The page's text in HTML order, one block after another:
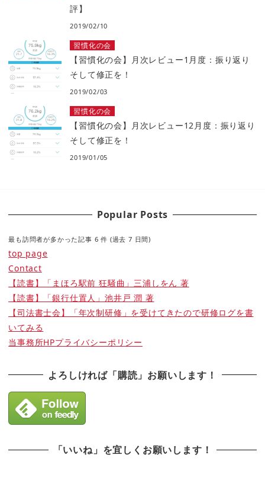
評】
2019/02/10
習慣化の会
【習慣化の会】月次レビュー1月度：振り返り
そして修正を！
2019/02/03
習慣化の会
【習慣化の会】月次レビュー12月度：振り返り
そして修正を！
2019/01/05
Popular Posts
最も訪問者が多かった記事 6 件 (過去 7 日間)
top page
Contact
【読書】「まほろ駅前 狂騒曲」三浦しをん 著
【読書】「銀行仕置人」池井戸 潤 著
【司法書士会】「年次制研修」を受けてきたので研修ログを書
いてみる
当事務所HPプライバシーポリシー
よろしければ「購読」お願いします！
「いいね」を宜しくお願いします！